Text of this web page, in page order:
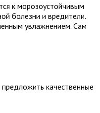
к морозоустойчивым
болезни и вредители.
увлажнением. Сам
качественные